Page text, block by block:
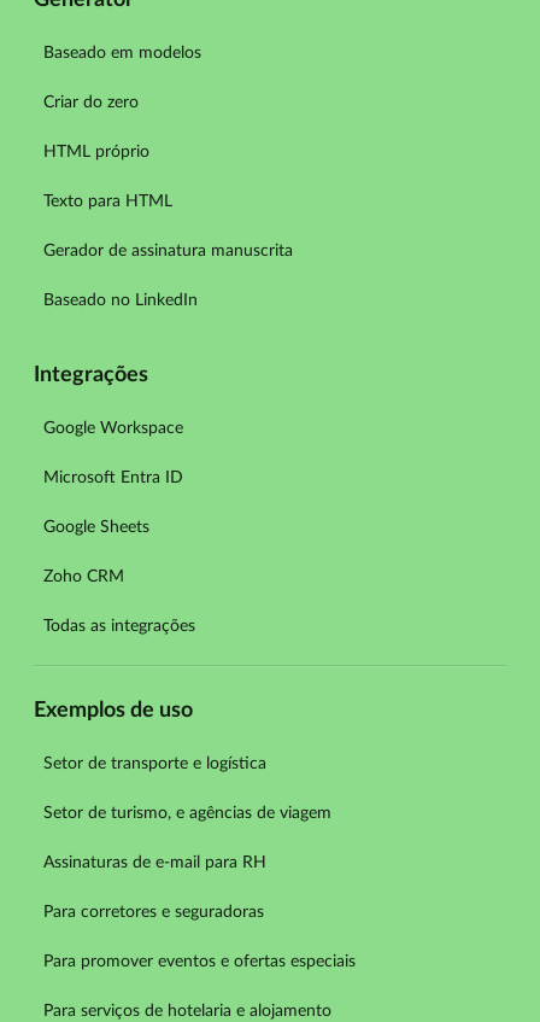
Baseado em modelos
Criar do zero
HTML próprio
Texto para HTML
Gerador de assinatura manuscrita
Baseado no LinkedIn
Integrações
Google Workspace
Microsoft Entra ID
Google Sheets
Zoho CRM
Todas as integrações
Exemplos de uso
Setor de transporte e logística
Setor de turismo, e agências de viagem
Assinaturas de e-mail para RH
Para corretores e seguradoras
Para promover eventos e ofertas especiais
Para serviços de hotelaria e alojamento